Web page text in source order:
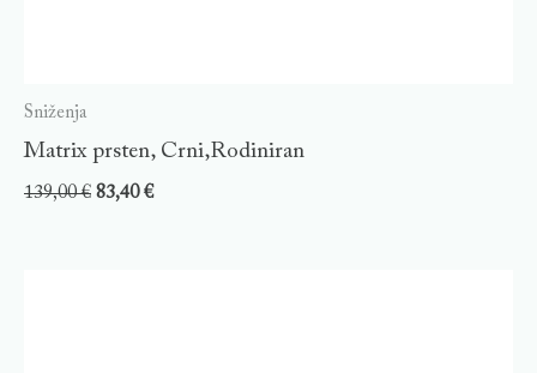
Sniženja
Matrix prsten, Crni,Rodiniran
139,00€ 83,40€